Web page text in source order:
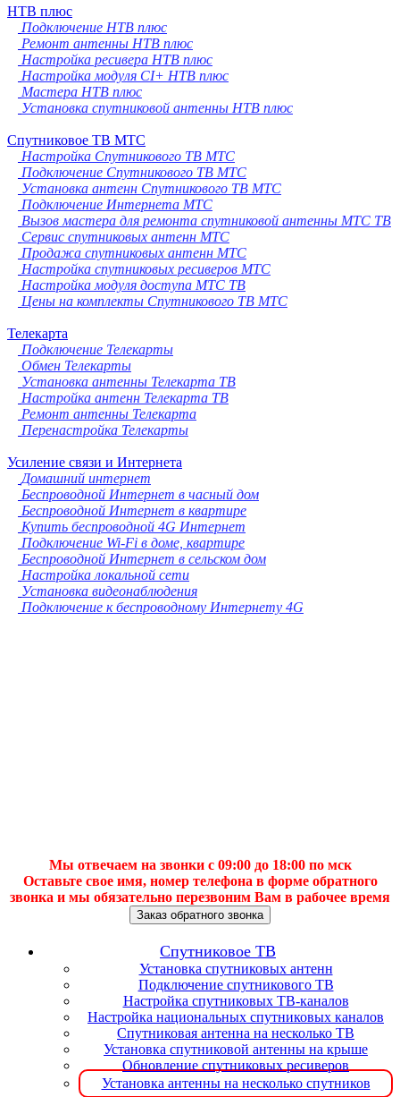
НТВ плюс
Подключение НТВ плюс
Ремонт антенны НТВ плюс
Настройка ресивера НТВ плюс
Настройка модуля CI+ НТВ плюс
Мастера НТВ плюс
Установка спутниковой антенны НТВ плюс
Спутниковое ТВ МТС
Настройка Спутникового ТВ МТС
Подключение Спутникового ТВ МТС
Установка антенн Спутникового ТВ МТС
Подключение Интернета МТС
Вызов мастера для ремонта спутниковой антенны МТС ТВ
Сервис спутниковых антенн МТС
Продажа спутниковых антенн МТС
Настройка спутниковых ресиверов МТС
Настройка модуля доступа МТС ТВ
Цены на комплекты Спутникового ТВ МТС
Телекарта
Подключение Телекарты
Обмен Телекарты
Установка антенны Телекарта ТВ
Настройка антенн Телекарта ТВ
Ремонт антенны Телекарта
Перенастройка Телекарты
Усиление связи и Интернета
Домашний интернет
Беспроводной Интернет в часный дом
Беспроводной Интернет в квартире
Купить беспроводной 4G Интернет
Подключение Wi-Fi в доме, квартире
Беспроводной Интернет в сельском дом
Настройка локальной сети
Установка видеонаблюдения
Подключение к беспроводному Интернету 4G
Мы отвечаем на звонки с 09:00 до 18:00 по мск
Оставьте свое имя, номер телефона в форме обратного
звонка и мы обязательно перезвоним Вам в рабочее время
Заказ обратного звонка
Спутниковое ТВ
Установка спутниковых антенн
Подключение спутникового ТВ
Настройка спутниковых ТВ-каналов
Настройка национальных спутниковых каналов
Спутниковая антенна на несколько ТВ
Установка спутниковой антенны на крыше
Обновление спутниковых ресиверов
Установка антенны на несколько спутников